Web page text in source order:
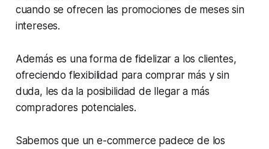
cuando se ofrecen las promociones de meses sin
intereses.
Además es una forma de fidelizar a los clientes,
ofreciendo flexibilidad para comprar más y sin
duda, les da la posibilidad de llegar a más
compradores potenciales.
Sabemos que un e-commerce padece de los